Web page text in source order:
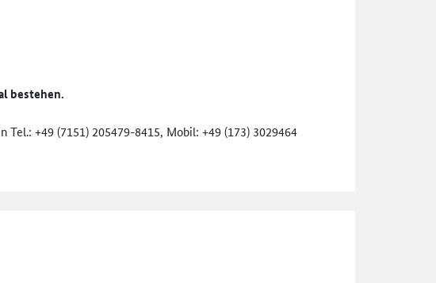
bestehen.
Tel.: +49 (7151) 205479-8415, Mobil: +49 (173) 3029464